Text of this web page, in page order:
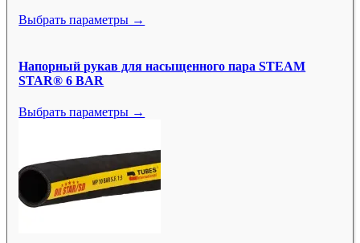
Выбрать параметры →
Напорный рукав для насыщенного пара STEAM
STAR® 6 BAR
Выбрать параметры →